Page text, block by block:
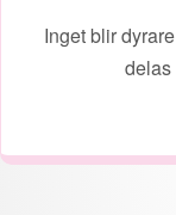
Inget blir
delas